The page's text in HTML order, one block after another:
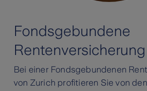
Fondsgebundene
Rentenversicherung
Bei einer Fondsgebundenen
von Zurich profitieren Sie von